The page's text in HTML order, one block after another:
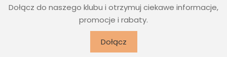
Dołącz do naszego klubu i otrzymuj ciekawe informacje,
promocje i rabaty.
Dołącz